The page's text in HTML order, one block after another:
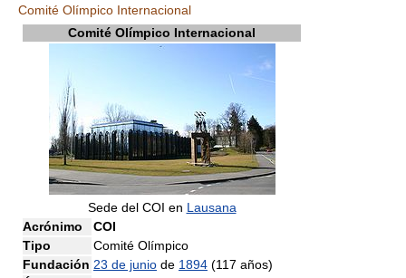
Comité Olímpico Internacional
Comité Olímpico Internacional
Sede del COI en Lausana
Acrónimo
COI
Tipo
Comité Olímpico
Fundación 23 de junio de 1894 (117 años)